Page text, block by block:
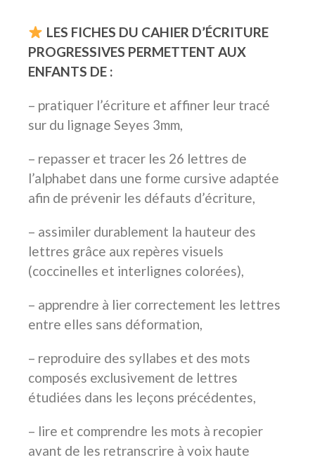
LES FICHES DU CAHIER D’ÉCRITURE
PROGRESSIVES PERMETTENT AUX
ENFANTS DE :
– pratiquer l’écriture et affiner leur tracé
sur du lignage Seyes 3mm,
– repasser et tracer les 26 lettres de
l’alphabet dans une forme cursive adaptée
afin de prévenir les défauts d’écriture,
– assimiler durablement la hauteur des
lettres grâce aux repères visuels
(coccinelles et interlignes colorées),
– apprendre à lier correctement les lettres
entre elles sans déformation,
– reproduire des syllabes et des mots
composés exclusivement de lettres
étudiées dans les leçons précédentes,
– lire et comprendre les mots à recopier
avant de les retranscrire à voix haute